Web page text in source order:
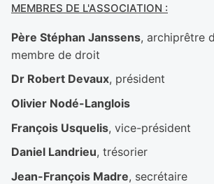
MEMBRES DE L'ASSOCIATION :
Père Stéphan Janssens, archiprêtre
membre de droit
Dr Robert Devaux, président
Olivier Nodé-Langlois
François Usquelis, vice-président
Daniel Landrieu, trésorier
Jean-François Madre, secrétaire